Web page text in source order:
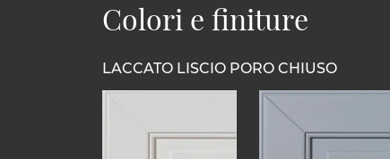
Colori e finiture
LACCATO LISCIO PORO CHIUSO